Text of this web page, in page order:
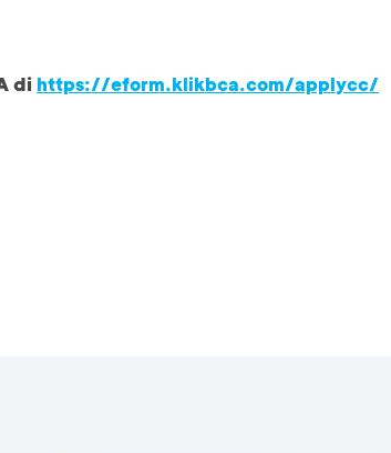
di https://eform.klikbca.com/applycc/